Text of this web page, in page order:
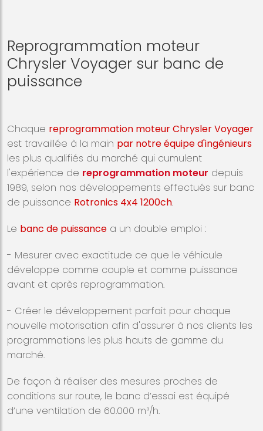
Reprogrammation moteur
Chrysler Voyager sur banc de
puissance
Chaque reprogrammation moteur Chrysler Voyager
est travaillée à la main par notre équipe d'ingénieurs
les plus qualifiés du marché qui cumulent
l'expérience de reprogrammation moteur depuis
1989, selon nos développements effectués sur banc
de puissance Rotronics 4x4 1200ch.
Le banc de puissance a un double emploi :
- Mesurer avec exactitude ce que le véhicule
développe comme couple et comme puissance
avant et après reprogrammation.
- Créer le développement parfait pour chaque
nouvelle motorisation afin d'assurer à nos clients les
programmations les plus hauts de gamme du
marché.
De façon à réaliser des mesures proches de
conditions sur route, le banc d’essai est équipé
d’une ventilation de 60.000 m³/h.